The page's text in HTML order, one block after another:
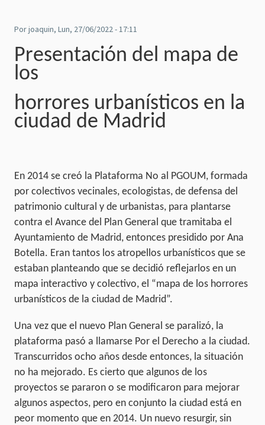
Porjoaquin, Lun, 27/06/2022 - 17:11
Presentación del mapa de
los
horrores urbanísticos en la
ciudad de Madrid
En 2014 se creó la Plataforma No al PGOUM, formada
por colectivos vecinales, ecologistas, de defensa del
patrimonio cultural y de urbanistas, para plantarse
contra el Avance del Plan General que tramitaba el
Ayuntamiento de Madrid, entonces presidido por Ana
Botella. Eran tantos los atropellos urbanísticos que se
estaban planteando que se decidió reflejarlos en un
mapa interactivo y colectivo, el “mapa de los horrores
urbanísticos de la ciudad de Madrid”.
Una vez que el nuevo Plan General se paralizó, la
plataforma pasó a llamarse Por el Derecho a la ciudad.
Transcurridos ocho años desde entonces, la situación
no ha mejorado. Es cierto que algunos de los
proyectos se pararon o se modificaron para mejorar
algunos aspectos, pero en conjunto la ciudad está en
peor momento que en 2014. Un nuevo resurgir, sin